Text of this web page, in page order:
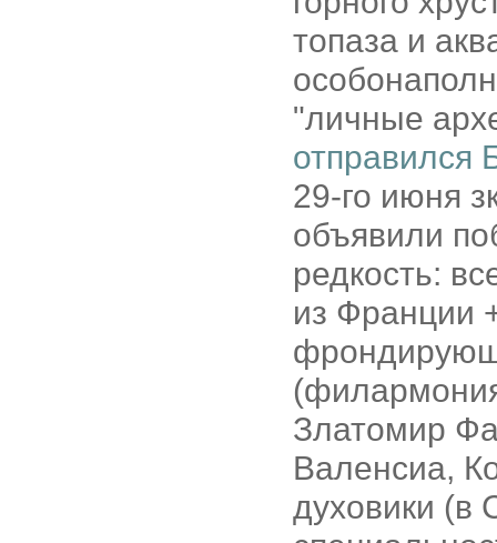
топаза и
"личные
отправился
29-го июня
объявили
редкость:
из Франции
Златомир
Валенсиа,
духовики (в